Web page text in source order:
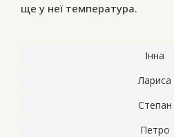
ще у неї температура.
Інна
Лариса
Степан
Петро